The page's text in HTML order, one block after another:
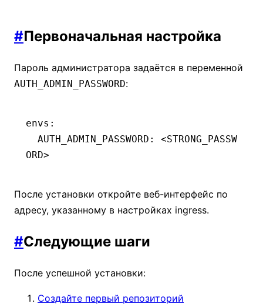
#Первоначальная настройка
Пароль администратора задаётся в переменной
AUTH_ADMIN_PASSWORD:
envs :
  AUTH_ADMIN_PASSWORD
:
<STRONG_PASSW
ORD>
После установки откройте веб-интерфейс по
адресу, указанному в настройках ingress.
#Следующие шаги
После успешной установки:
Создайте первый репозиторий